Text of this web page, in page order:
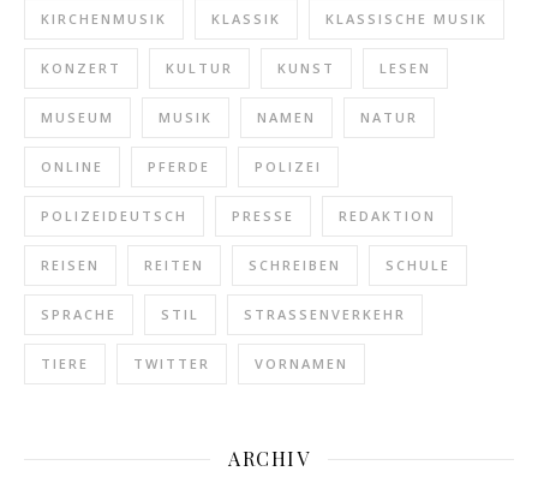
KIRCHENMUSIK KLASSIK KLASSISCHE MUSIK
KONZERT KULTUR KUNST LESEN
MUSEUM MUSIK NAMEN NATUR
ONLINE PFERDE POLIZEI
POLIZEIDEUTSCH PRESSE REDAKTION
REISEN REITEN SCHREIBEN SCHULE
SPRACHE STIL STRASSENVERKEHR
TIERE TWITTER VORNAMEN
ARCHIV